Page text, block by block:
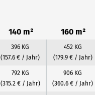
140 m² 160 m²
396 KG
(157.6 € / Jahr)
452 KG
(179.9 € / Jahr)
792 KG
(315.2 € / Jahr)
906 KG
(360.6 € / Jahr)